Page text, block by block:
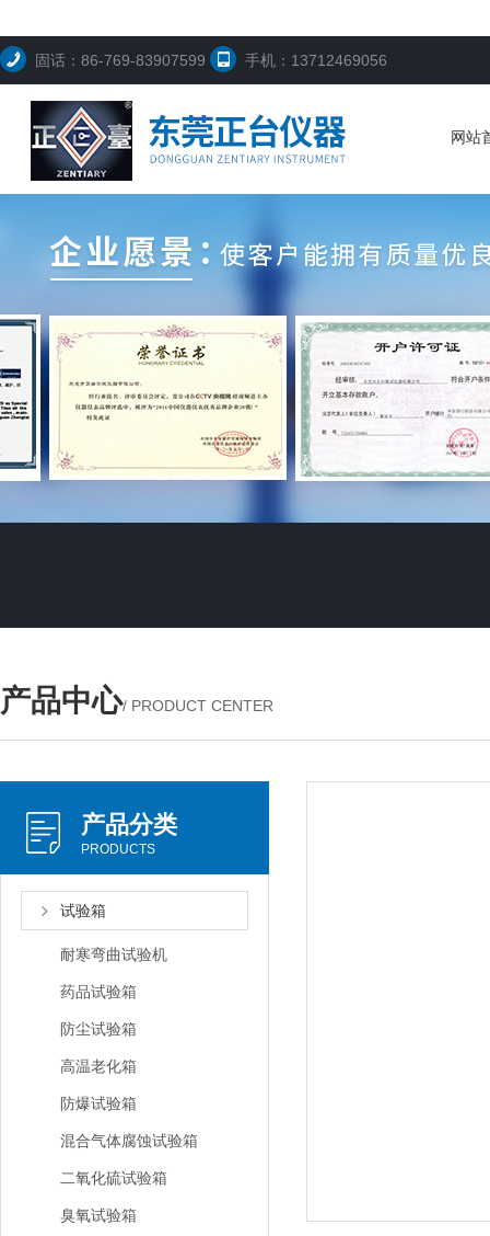
固话：86-769-83907599 手机：13712469056
网站
产品中心/ PRODUCT CENTER
产品分类
PRODUCTS
试验箱
耐寒弯曲试验机
药品试验箱
防尘试验箱
高温老化箱
防爆试验箱
混合气体腐蚀试验箱
二氧化硫试验箱
臭氧试验箱